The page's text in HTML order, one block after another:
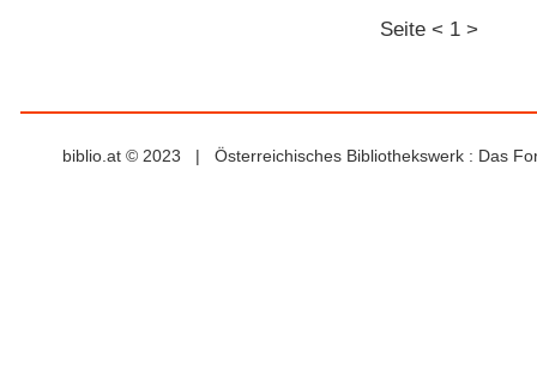
Seite < 1 >
biblio.at © 2023 | Österreichisches Bibliothekswerk : Das